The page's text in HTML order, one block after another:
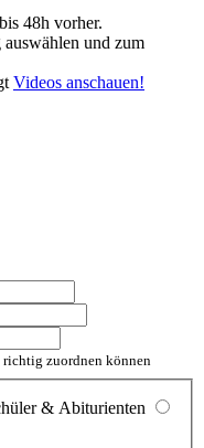
48h vorher.
und zum
Videos anschauen!
zuordnen können
& Abiturienten